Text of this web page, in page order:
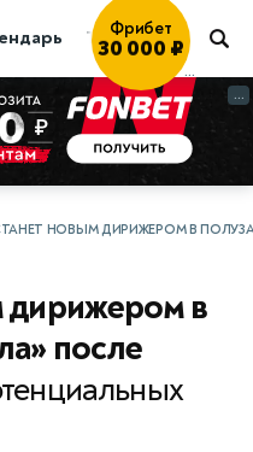
Таблица
Фрибет
30 000 ₽
...
...
НОВЫМ ДИРИЖЕРОМ В
дирижером в
после